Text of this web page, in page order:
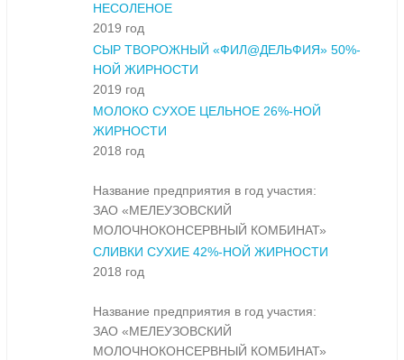
НЕСОЛЕНОЕ
2019 год
СЫР ТВОРОЖНЫЙ «ФИЛ@ДЕЛЬФИЯ» 50%-
НОЙ ЖИРНОСТИ
2019 год
МОЛОКО СУХОЕ ЦЕЛЬНОЕ 26%-НОЙ
ЖИРНОСТИ
2018 год
Название предприятия в год участия:
ЗАО «МЕЛЕУЗОВСКИЙ
МОЛОЧНОКОНСЕРВНЫЙ КОМБИНАТ»
СЛИВКИ СУХИЕ 42%-НОЙ ЖИРНОСТИ
2018 год
Название предприятия в год участия:
ЗАО «МЕЛЕУЗОВСКИЙ
МОЛОЧНОКОНСЕРВНЫЙ КОМБИНАТ»